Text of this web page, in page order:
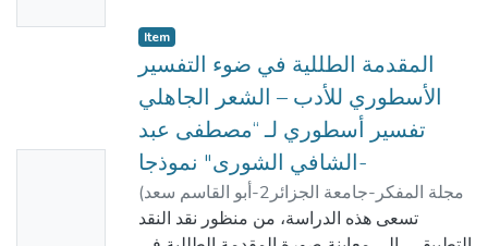
حالات مصابة ﺒ(TSL), حيث طبقنا عليهم
مجموعة من الاختبارات تقيِّم الوعي الفونولوجي
لهؤلاء الأطفال, واتضح أنهم يجدون صعوبة في
إدراك المكونات الأساسية
للكلمة(المقطع,القافية والفونام) ولتفسير هذا
العجز اعتمدنا على نموذج Stackouse
وWells(1997) الذي يرجع هذه الصعوبات إلى
نوعية المدخلات الصوتية والبصرية التي تتم
Item
المقدمة الطللية في ضوء التفسير
الأسطوري للأدب – الشعر الجاهلي
تفسير أسطوري لـ “مصطفى عبد
الشافي الشورى" نموذجا-
(مجلة المفكر-جامعة الجزائر2-أبو القاسم سعد
الله- ,
2017-05-20 )زغلامي, فريد
تسعى هذه الدراسة، من منظور نقد النقد